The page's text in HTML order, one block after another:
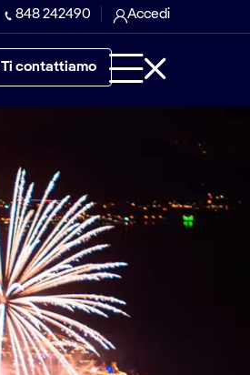
848 242490 Accedi
Ti contattiamo